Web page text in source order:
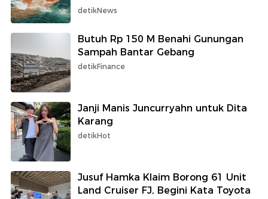
detikNews
Butuh Rp 150 M Benahi Gunungan
Sampah Bantar Gebang
detikFinance
Janji Manis Juncurryahn untuk Dita
Karang
detikHot
Jusuf Hamka Klaim Borong 61 Unit
Land Cruiser FJ, Begini Kata Toyota